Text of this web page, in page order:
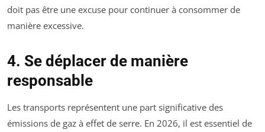
doit pas être une excuse pour continuer à consommer de
manière excessive.
4. Se déplacer de manière
responsable
Les transports représentent une part significative des
émissions de gaz à effet de serre. En 2026, il est essentiel de